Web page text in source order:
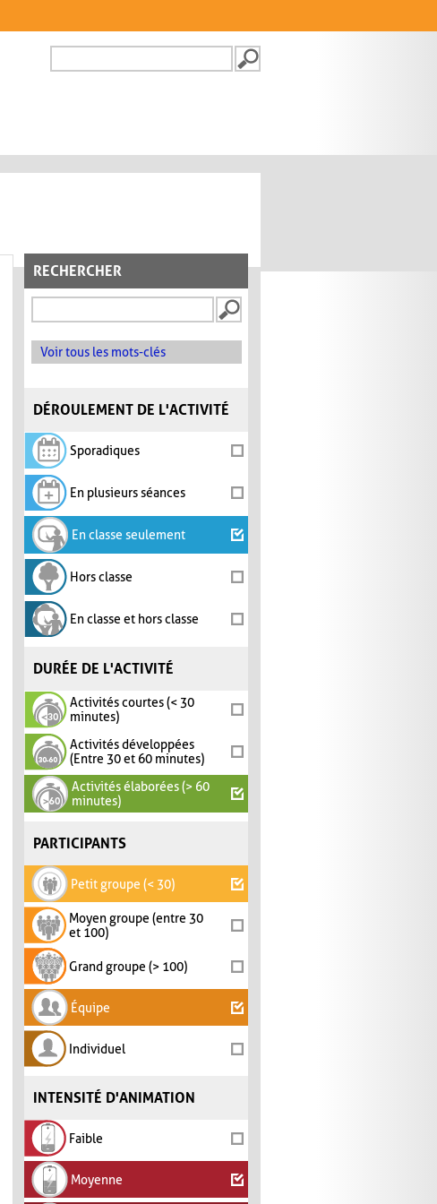
FORMULAIRE DE
RECHERCHER
Voir tous les mots-clés
DÉROULEMENT DE L'ACTIVITÉ
Sporadiques
En plusieurs séances
En classe seulement
Hors classe
En classe et hors classe
DURÉE DE L'ACTIVITÉ
Activités courtes (< 30
minutes)
Activités développées
(Entre 30 et 60 minutes)
Activités élaborées (> 60
minutes)
PARTICIPANTS
Petit groupe (< 30)
Moyen groupe (entre 30
et 100)
Grand groupe (> 100)
Équipe
Individuel
INTENSITÉ D'ANIMATION
Faible
Moyenne